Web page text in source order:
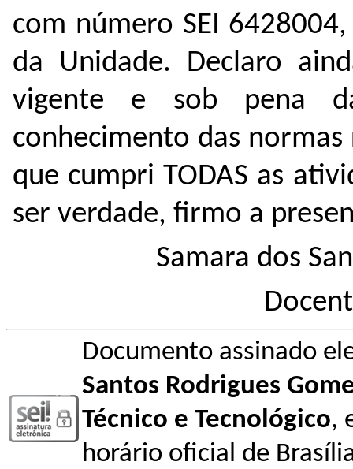
com número SEI 6428004
da Unidade. Declaro
vigente e sob pena
conhecimento das
que cumpri TODAS as
ser verdade, firmo a
Samara dos
Documento assinado
Santos Rodrigues
Técnico e Tecnológico,
horário oficial de